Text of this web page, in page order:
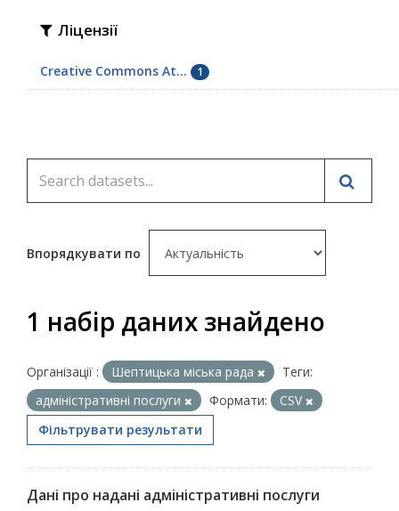
Ліцензії
Creative Commons At... 1
Впорядкувати по
1 набір даних знайдено
Організації : Шептицька міська рада
Теги:
адміністративні послуги
Формати:
CSV
Фільтрувати результати
Дані про надані адміністративні послуги